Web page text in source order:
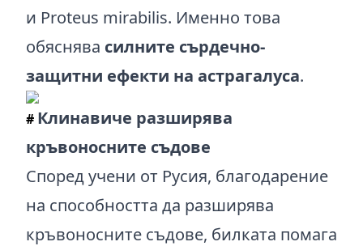
и Proteus mirabilis. Именно това
обяснява силните сърдечно-
защитни ефекти на астрагалуса.
# Клинавиче разширява
кръвоносните съдове
Според учени от Русия, благодарение
на способността да разширява
кръвоносните съдове, билката помага